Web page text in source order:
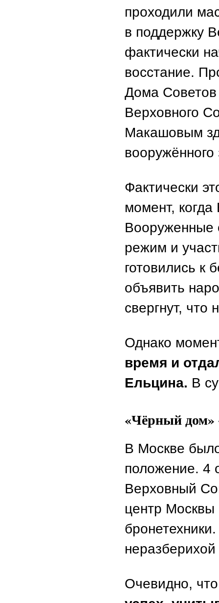
проходили
в поддержку
фактически
восстание.
Дома Советов
Верховного
Макашовым
Фактически
момент,
Вооруженные
режим и
готовились к
объявить
свергнут, что
Однако
время и
Ельцина. В
«Чёрный дом»
В Москве
положение. 4
Верховный
центр
Очевидно,